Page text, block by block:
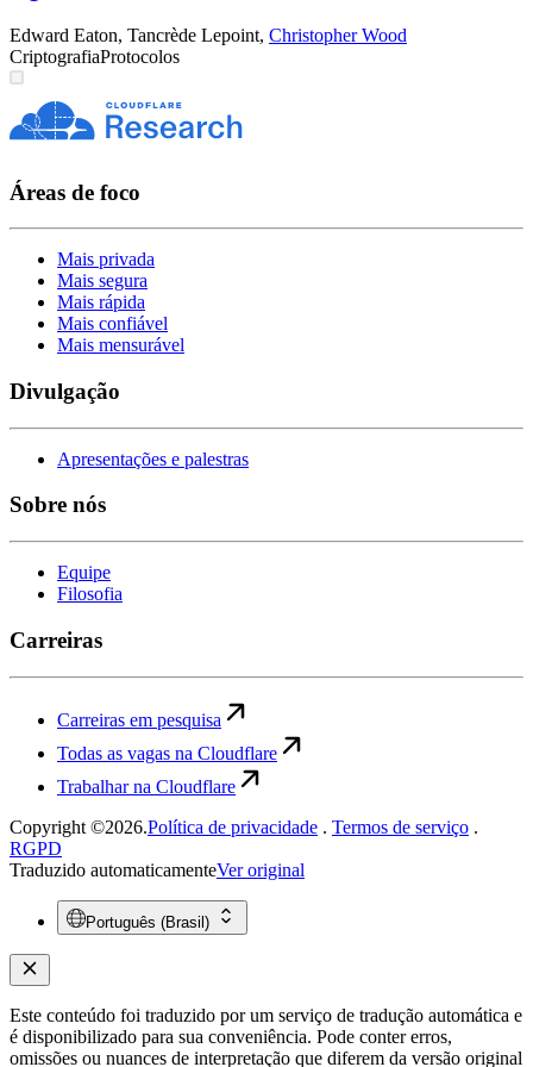
Edward Eaton, Tancrède Lepoint, Christopher Wood
CriptografiaProtocolos
Áreas de foco
Mais privada
Mais segura
Mais rápida
Mais confiável
Mais mensurável
Divulgação
Apresentações e palestras
Sobre nós
Equipe
Filosofia
Carreiras
Carreiras em pesquisa
Todas as vagas na Cloudflare
Trabalhar na Cloudflare
Copyright ©2026.Política de privacidade . Termos de serviço .
RGPD
Traduzido automaticamenteVer original
Português (Brasil)
Este conteúdo foi traduzido por um serviço de tradução automática e
é disponibilizado para sua conveniência. Pode conter erros,
omissões ou nuances de interpretação que diferem da versão original